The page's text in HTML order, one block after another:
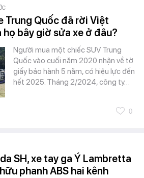
Trung Quốc đã rời Việt
họ bây giờ sửa xe ở đâu?
Người mua một chiếc SUV Trung
Quốc vào cuối năm 2020 nhận về tờ
giấy bảo hành 5 năm, có hiệu lực đến
hết 2025. Tháng 2/2024, công ty…
0
SH, xe tay ga Ý Lambretta
phanh ABS hai kênh